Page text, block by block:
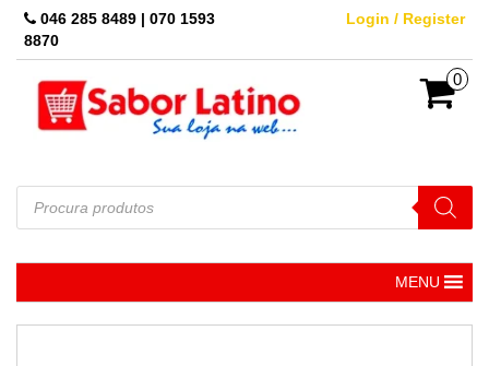
Skip
046 285 8489 | 070 1593
8870
Login / Register
0
Pesquisar
produtos
MENU